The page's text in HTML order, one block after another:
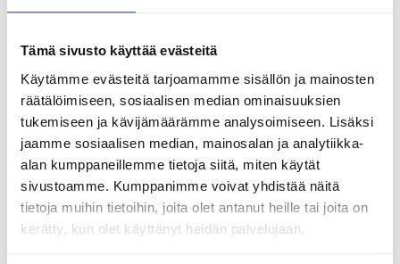
Tämä sivusto käyttää evästeitä
Käytämme evästeitä tarjoamamme sisällön ja mainosten
räätälöimiseen, sosiaalisen median ominaisuuksien
tukemiseen ja kävijämäärämme analysoimiseen. Lisäksi
jaamme sosiaalisen median, mainosalan ja analytiikka-
alan kumppaneillemme tietoja siitä, miten käytät
sivustoamme. Kumppanimme voivat yhdistää näitä
tietoja muihin tietoihin, joita olet antanut heille tai joita on
kerätty, kun olet käyttänyt heidän palvelujaan.
Federation, Rok Draksic,was happy after the
competition:
– I’m very happy that we have managed to organize such
a big event in Finland, especially during these demanding
times. I am surprised and glad about the high level of
participants in the event. Everybody in the event got some
good fights with judoka of international level.
Olympic level referee Veli-Matti Karinkanta, who
represented Finland in the Tokyo Olympics agrees